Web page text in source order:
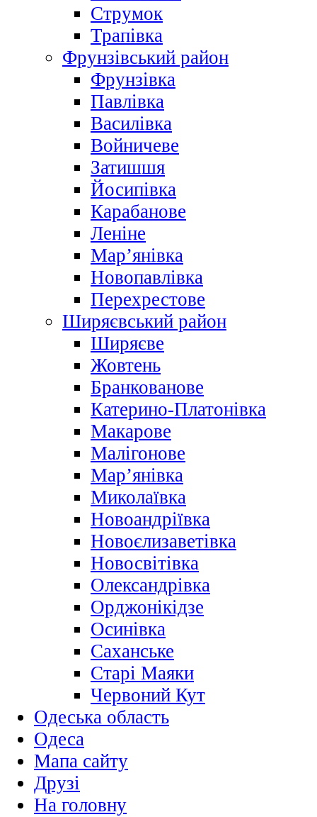
Струмок
Трапівка
Фрунзівський район
Фрунзівка
Павлівка
Василівка
Войничеве
Затишшя
Йосипівка
Карабанове
Леніне
Мар’янівка
Новопавлівка
Перехрестове
Ширяєвський район
Ширяєве
Жовтень
Бранкованове
Катерино-Платонівка
Макарове
Малігонове
Мар’янівка
Миколаївка
Новоандріївка
Новоєлизаветівка
Новосвітівка
Олександрівка
Орджонікідзе
Осинівка
Саханське
Старі Маяки
Червоний Кут
Одеська область
Одеса
Мапа сайту
Друзі
На головну